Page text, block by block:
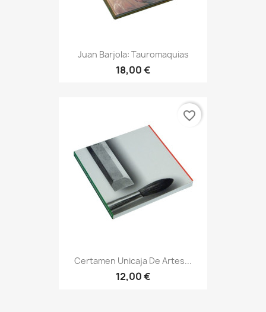
Juan Barjola: Tauromaquias
18,00 €
Certamen Unicaja De Artes...
12,00 €
favorite_border